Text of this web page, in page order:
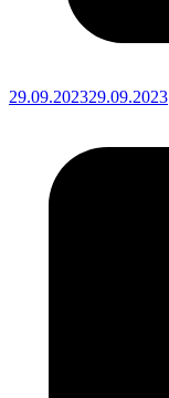
29.09.202329.09.2023